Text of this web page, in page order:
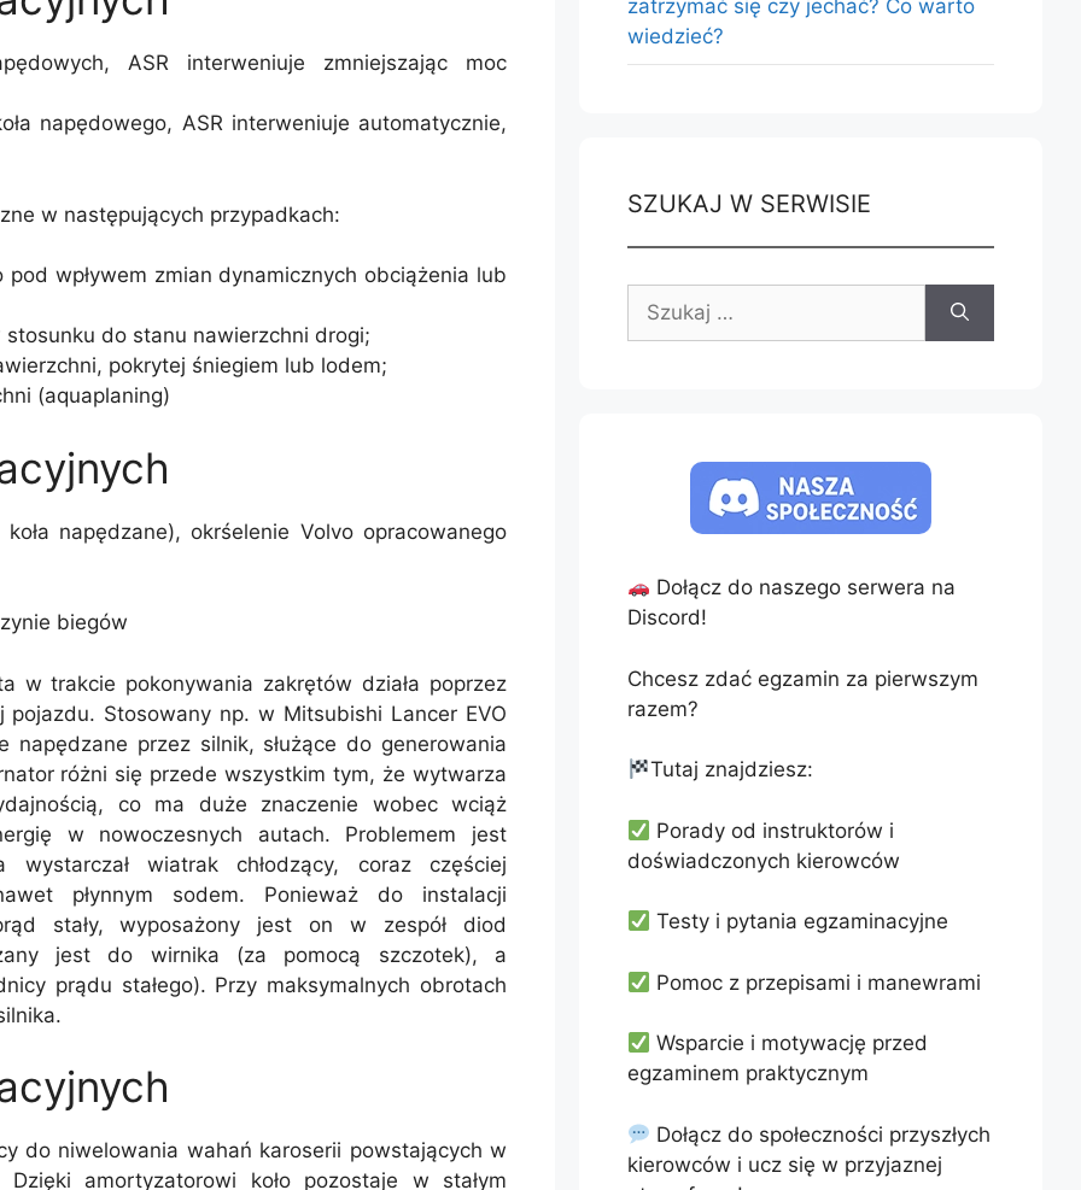
ASR interweniuje zmniejszając moc
napędowego, ASR interweniuje automatycznie,
w następujących przypadkach:
wpływem zmian dynamicznych obciążenia lub
do stanu nawierzchni drogi;
pokrytej śniegiem lub lodem;
(aquaplaning)
napędzane), okrśelenie Volvo opracowanego
biegów
w trakcie pokonywania zakrętów działa poprzez
Stosowany np. w Mitsubishi Lancer EVO
przez silnik, służące do generowania
różni się przede wszystkim tym, że wytwarza
co ma duże znaczenie wobec wciąż
w nowoczesnych autach. Problemem jest
wiatrak chłodzący, coraz częściej
płynnym sodem. Ponieważ do instalacji
stały, wyposażony jest on w zespół diod
jest do wirnika (za pomocą szczotek), a
prądu stałego). Przy maksymalnych obrotach
do niwelowania wahań karoserii powstających w
amortyzatorowi koło pozostaje w stałym
zatrzymać się czy jechać? Co warto
wiedzieć?
SZUKAJ W SERWISIE
Dołącz do naszego serwera na
Discord!
Chcesz zdać egzamin za pierwszym
razem?
Tutaj znajdziesz:
Porady od instruktorów i
doświadczonych kierowców
Testy i pytania egzaminacyjne
Pomoc z przepisami i manewrami
Wsparcie i motywację przed
egzaminem praktycznym
Dołącz do społeczności przyszłych
kierowców i ucz się w przyjaznej